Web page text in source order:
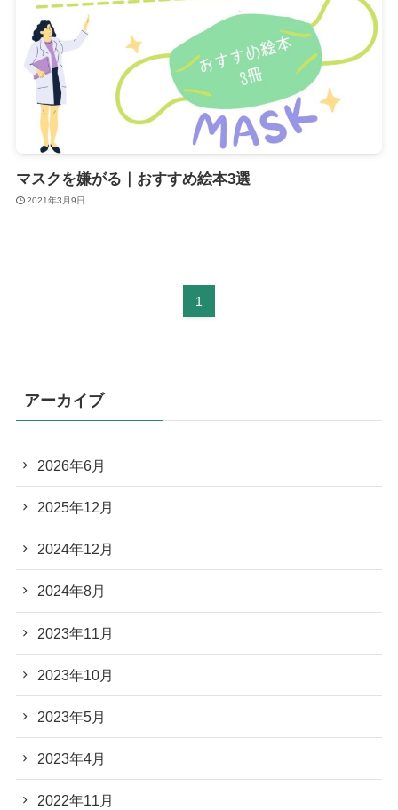
マスクを嫌がる｜おすすめ絵本3選
2021年3月9日
1
アーカイブ
2026年6月
2025年12月
2024年12月
2024年8月
2023年11月
2023年10月
2023年5月
2023年4月
2022年11月